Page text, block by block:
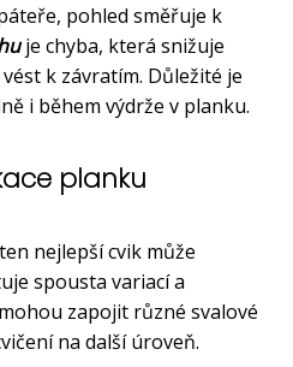
pohled směřuje k
je chyba, která snižuje
k závratím. Důležité je
i během výdrže v planku.
planku
nejlepší cvik může
spousta variací a
zapojit různé svalové
na další úroveň.